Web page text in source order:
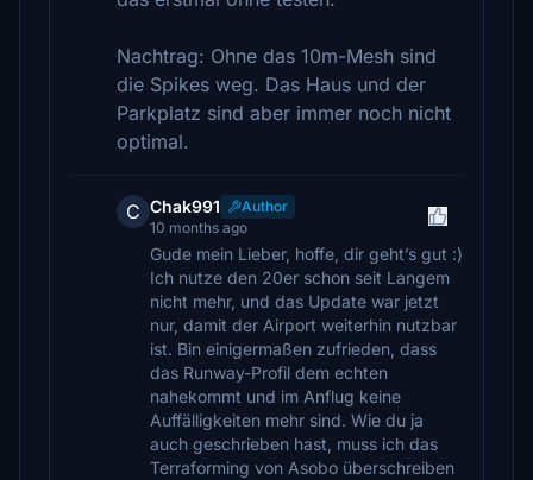
Nachtrag: Ohne das 10m-Mesh sind
die Spikes weg. Das Haus und der
Parkplatz sind aber immer noch nicht
optimal.
C Chak991
Author
10 months ago
Gude mein Lieber, hoffe, dir geht’s gut :)
Ich nutze den 20er schon seit Langem
nicht mehr, und das Update war jetzt
nur, damit der Airport weiterhin nutzbar
ist. Bin einigermaßen zufrieden, dass
das Runway-Profil dem echten
nahekommt und im Anflug keine
Auffälligkeiten mehr sind. Wie du ja
auch geschrieben hast, muss ich das
Terraforming von Asobo überschreiben